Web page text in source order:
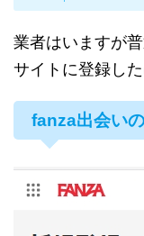
業者はいますが
サイトに登録し
fanza出会い